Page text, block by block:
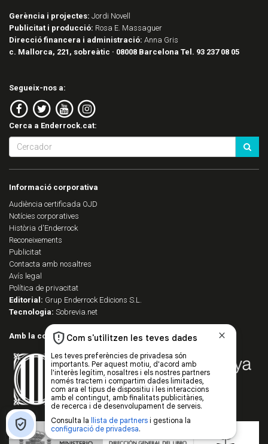
Gerència i projectes: Jordi Novell
Publicitat i producció: Rosa E. Massaguer
Direcció financera i administració: Anna Gris
c. Mallorca, 221, sobreàtic · 08008 Barcelona Tel. 93 237 08 05
Segueix-nos a:
Cerca a Enderrock.cat:
Informació corporativa
Audiència certificada OJD
Notícies corporatives
Història d'Enderrock
Reconeixements
Publicitat
Contacta amb nosaltres
Avís legal
Política de privacitat
Editorial: Grup Enderrock Edicions S.L.
Tecnologia: Sobrevia.net
Amb la col·laboració de: